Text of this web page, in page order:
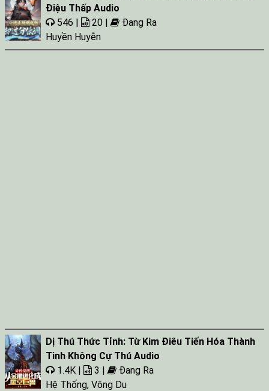
Điệu Thấp Audio
546 |
20 |
Đang Ra
Huyền Huyễn
Dị Thú Thức Tỉnh: Từ Kim Điêu Tiến Hóa Thành
Tinh Không Cự Thú Audio
1.4K |
3 |
Đang Ra
Hệ Thống, Võng Du